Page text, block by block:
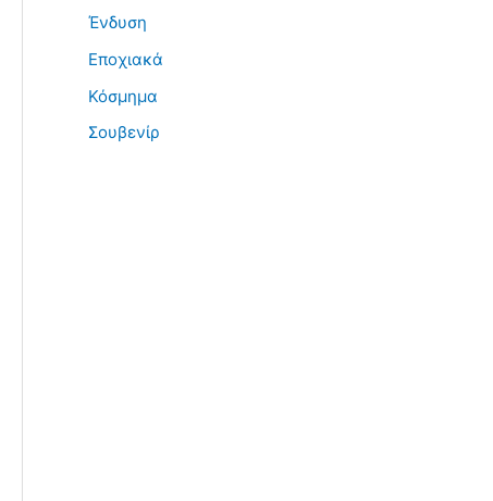
Ένδυση
Εποχιακά
Κόσμημα
Σουβενίρ